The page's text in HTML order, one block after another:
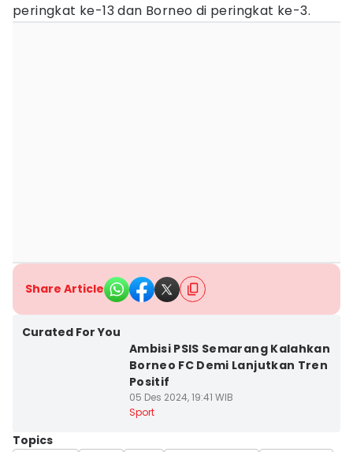
peringkat ke-13 dan Borneo di peringkat ke-3.
Share Article
Curated For You
Ambisi PSIS Semarang Kalahkan
Borneo FC Demi Lanjutkan Tren
Positif
05 Des 2024, 19:41 WIB
Sport
Topics